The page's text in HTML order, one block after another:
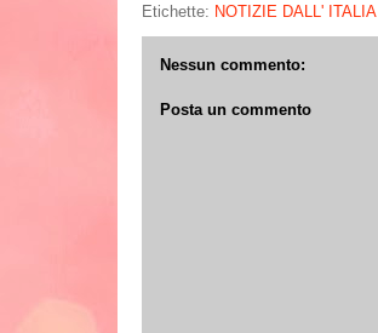
Etichette: NOTIZIE DALL' ITALIA
Nessun commento:
Posta un commento